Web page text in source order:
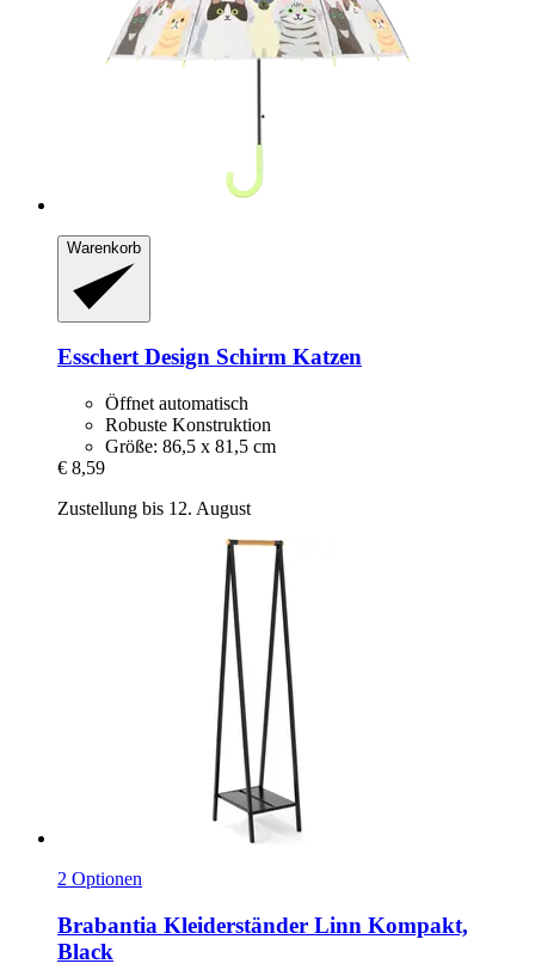
Warenkorb
Esschert Design Schirm Katzen
Öffnet automatisch
Robuste Konstruktion
Größe: 86,5 x 81,5 cm
€ 8,59
Zustellung bis 12. August
2 Optionen
Brabantia Kleiderständer Linn Kompakt,
Black